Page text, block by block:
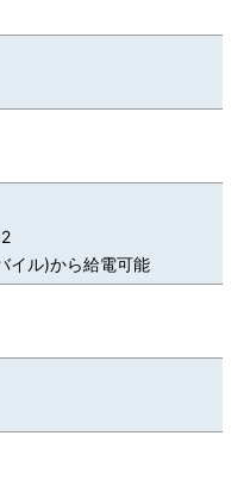
イル)から給電可能